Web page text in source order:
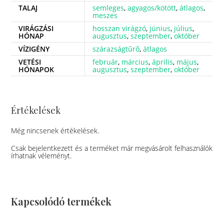
TALAJ
semleges,agyagos/kötött,átlagos,
meszes
VIRÁGZÁSI
HÓNAP
hosszan virágzó, június, július,
augusztus,szeptember,október
VÍZIGÉNY
szárazságtűrő,átlagos
VETÉSI
HÓNAPOK
február, március,április, május,
augusztus,szeptember,október
Értékelések
Még nincsenek értékelések.
Csak bejelentkezett és a terméket már megvásárolt felhasználók
írhatnak véleményt.
Kapcsolódó termékek